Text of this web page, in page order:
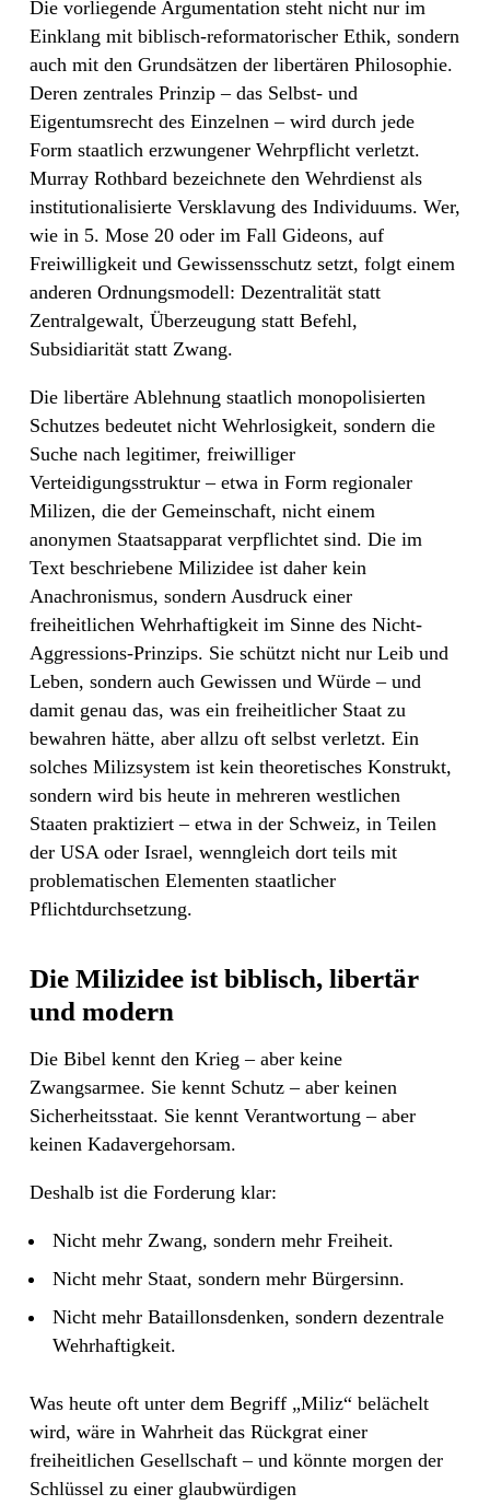
Die vorliegende Argumentation steht nicht nur im
Einklang mit biblisch-reformatorischer Ethik, sondern
auch mit den Grundsätzen der libertären Philosophie.
Deren zentrales Prinzip – das Selbst- und
Eigentumsrecht des Einzelnen – wird durch jede
Form staatlich erzwungener Wehrpflicht verletzt.
Murray Rothbard bezeichnete den Wehrdienst als
institutionalisierte Versklavung des Individuums. Wer,
wie in 5. Mose 20 oder im Fall Gideons, auf
Freiwilligkeit und Gewissensschutz setzt, folgt einem
anderen Ordnungsmodell: Dezentralität statt
Zentralgewalt, Überzeugung statt Befehl,
Subsidiarität statt Zwang.
Die libertäre Ablehnung staatlich monopolisierten
Schutzes bedeutet nicht Wehrlosigkeit, sondern die
Suche nach legitimer, freiwilliger
Verteidigungsstruktur – etwa in Form regionaler
Milizen, die der Gemeinschaft, nicht einem
anonymen Staatsapparat verpflichtet sind. Die im
Text beschriebene Milizidee ist daher kein
Anachronismus, sondern Ausdruck einer
freiheitlichen Wehrhaftigkeit im Sinne des Nicht-
Aggressions-Prinzips. Sie schützt nicht nur Leib und
Leben, sondern auch Gewissen und Würde – und
damit genau das, was ein freiheitlicher Staat zu
bewahren hätte, aber allzu oft selbst verletzt. Ein
solches Milizsystem ist kein theoretisches Konstrukt,
sondern wird bis heute in mehreren westlichen
Staaten praktiziert – etwa in der Schweiz, in Teilen
der USA oder Israel, wenngleich dort teils mit
problematischen Elementen staatlicher
Pflichtdurchsetzung.
Die Milizidee ist biblisch, libertär
und modern
Die Bibel kennt den Krieg – aber keine
Zwangsarmee. Sie kennt Schutz – aber keinen
Sicherheitsstaat. Sie kennt Verantwortung – aber
keinen Kadavergehorsam.
Deshalb ist die Forderung klar:
Nicht mehr Zwang, sondern mehr Freiheit.
Nicht mehr Staat, sondern mehr Bürgersinn.
Nicht mehr Bataillonsdenken, sondern dezentrale
Wehrhaftigkeit.
Was heute oft unter dem Begriff „Miliz“ belächelt
wird, wäre in Wahrheit das Rückgrat einer
freiheitlichen Gesellschaft – und könnte morgen der
Schlüssel zu einer glaubwürdigen